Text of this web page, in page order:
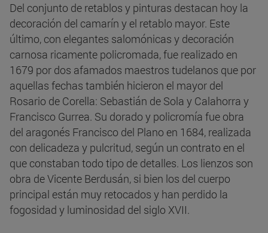
Del conjunto de retablos y pinturas destacan hoy la
decoración del camarín y el retablo mayor. Este
último, con elegantes salomónicas y decoración
carnosa ricamente policromada, fue realizado en
1679 por dos afamados maestros tudelanos que por
aquellas fechas también hicieron el mayor del
Rosario de Corella: Sebastián de Sola y Calahorra y
Francisco Gurrea. Su dorado y policromía fue obra
del aragonés Francisco del Plano en 1684, realizada
con delicadeza y pulcritud, según un contrato en el
que constaban todo tipo de detalles. Los lienzos son
obra de Vicente Berdusán, si bien los del cuerpo
principal están muy retocados y han perdido la
fogosidad y luminosidad del siglo XVII.